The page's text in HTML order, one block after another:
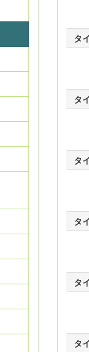
タ
タ
タ
タ
タ
タ